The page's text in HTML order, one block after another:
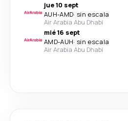
jue 10 sept
AUH-AMD· sin escala
Air Arabia Abu Dhabi
mié 16 sept
AMD-AUH· sin escala
Air Arabia Abu Dhabi